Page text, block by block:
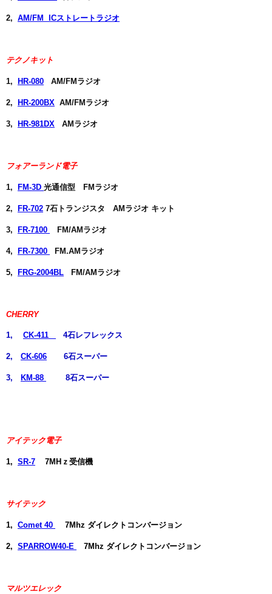
2, AM/FM ICストレートラジオ
テクノキット
1, HR-080 AM/FMラジオ
2, HR-200BX AM/FMラジオ
3, HR-981DX AMラジオ
フォアーランド電子
1, FM-3D 光通信型 FMラジオ
2, FR-702 7石トランジスタ AMラジオ キット
3, FR-7100 FM/AMラジオ
4, FR-7300 FM.AMラジオ
5, FRG-2004BL FM/AMラジオ
CHERRY
1, CK-411 4石レフレックス
2, CK-606 6石スーパー
3, KM-88 8石スーパー
アイテック電子
1, SR-7 7MHｚ受信機
サイテック
1, Comet 40 7Mhz ダイレクトコンバージョン
2, SPARROW40-E 7Mhz ダイレクトコンバージョン
マルツエレック